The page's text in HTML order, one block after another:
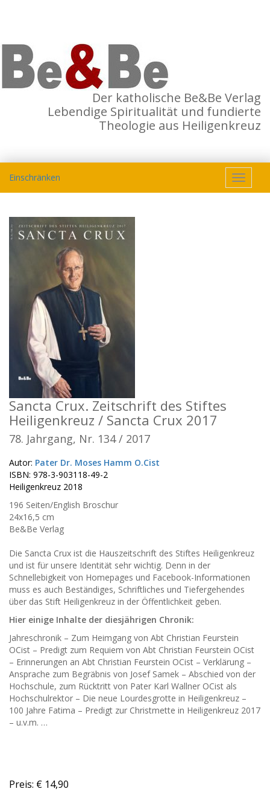
Der katholische Be&Be Verlag
Lebendige Spiritualität und fundierte
Theologie aus Heiligenkreuz
Einschränken
Toggle
Sancta Crux. Zeitschrift des Stiftes
Heiligenkreuz / Sancta Crux 2017
78. Jahrgang, Nr. 134 / 2017
Autor: Pater Dr. Moses Hamm O.Cist
ISBN: 978-3-903118-49-2
Heiligenkreuz 2018
196 Seiten/English Broschur
24x16,5 cm
Be&Be Verlag
Die Sancta Crux ist die Hauszeitschrift des Stiftes Heiligenkreuz
und ist für unsere Identität sehr wichtig. Denn in der
Schnellebigkeit von Homepages und Facebook-Informationen
muss es auch Beständiges, Schriftliches und Tiefergehendes
über das Stift Heiligenkreuz in der Öffentlichkeit geben.
Hier einige Inhalte der diesjährigen Chronik:
Jahreschronik – Zum Heimgang von Abt Christian Feurstein
OCist – Predigt zum Requiem von Abt Christian Feurstein OCist
– Erinnerungen an Abt Christian Feurstein OCist – Verklärung –
Ansprache zum Begräbnis von Josef Samek – Abschied von der
Hochschule, zum Rücktritt von Pater Karl Wallner OCist als
Hochschulrektor – Die neue Lourdesgrotte in Heiligenkreuz –
100 Jahre Fatima – Predigt zur Christmette in Heiligenkreuz 2017
– u.v.m. …
Preis: € 14,90